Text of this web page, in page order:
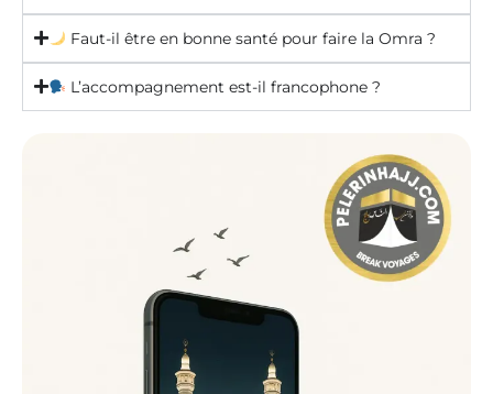
Faut-il être en bonne santé pour faire la Omra ?
L’accompagnement est-il francophone ?